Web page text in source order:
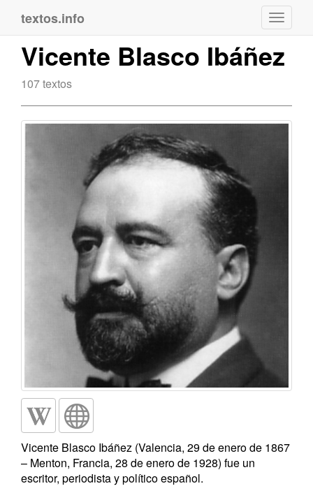
textos.info
Vicente Blasco Ibáñez
107 textos
Vicente Blasco Ibáñez (Valencia, 29 de enero de 1867
– Menton, Francia, 28 de enero de 1928) fue un
escritor, periodista y político español.